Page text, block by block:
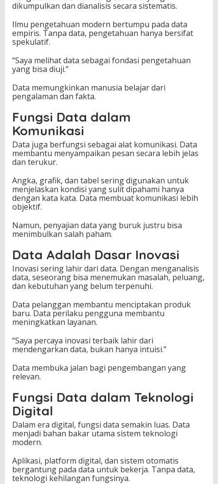
dikumpulkan dan dianalisis secara sistematis.
Ilmu pengetahuan modern bertumpu pada data
empiris. Tanpa data, pengetahuan hanya bersifat
spekulatif.
“Saya melihat data sebagai fondasi pengetahuan
yang bisa diuji.”
Data memungkinkan manusia belajar dari
pengalaman dan fakta.
Fungsi Data dalam
Komunikasi
Data juga berfungsi sebagai alat komunikasi. Data
membantu menyampaikan pesan secara lebih jelas
dan terukur.
Angka, grafik, dan tabel sering digunakan untuk
menjelaskan kondisi yang sulit dipahami hanya
dengan kata kata. Data membuat komunikasi lebih
objektif.
Namun, penyajian data yang buruk justru bisa
menimbulkan salah paham.
Data Adalah Dasar Inovasi
Inovasi sering lahir dari data. Dengan menganalisis
data, seseorang bisa menemukan masalah, peluang,
dan kebutuhan yang belum terpenuhi.
Data pelanggan membantu menciptakan produk
baru. Data perilaku pengguna membantu
meningkatkan layanan.
“Saya percaya inovasi terbaik lahir dari
mendengarkan data, bukan hanya intuisi.”
Data membuka jalan bagi pengembangan yang
relevan.
Fungsi Data dalam Teknologi
Digital
Dalam era digital, fungsi data semakin luas. Data
menjadi bahan bakar utama sistem teknologi
modern.
Aplikasi, platform digital, dan sistem otomatis
bergantung pada data untuk bekerja. Tanpa data,
teknologi kehilangan fungsinya.